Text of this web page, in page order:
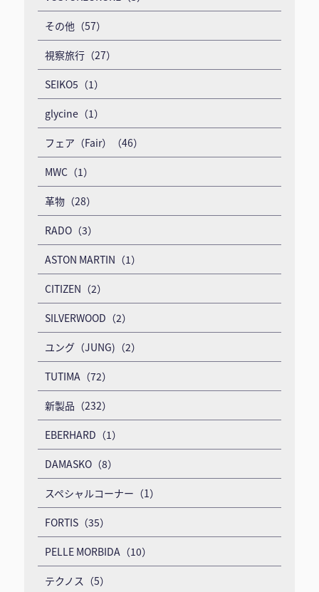
その他（57）
視察旅行（27）
SEIKO5（1）
glycine（1）
フェア（Fair）（46）
MWC（1）
革物（28）
RADO（3）
ASTON MARTIN（1）
CITIZEN（2）
SILVERWOOD（2）
ユング（JUNG)（2）
TUTIMA（72）
新製品（232）
EBERHARD（1）
DAMASKO（8）
スペシャルコーナー（1）
FORTIS（35）
PELLE MORBIDA（10）
テクノス（5）